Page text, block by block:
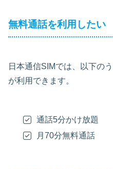
無料通話を利用したい
日本通信SIMでは、以下の
が利用できます。
通話5分かけ放題
月70分無料通話